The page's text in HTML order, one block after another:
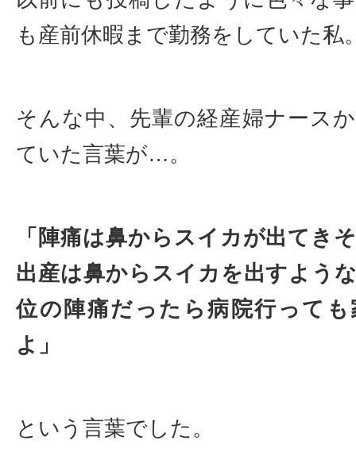
も産前休暇まで勤務をしていた私
そんな中、先輩の経産婦ナース
ていた言葉が…。
「陣痛は鼻からスイカが出てき
出産は鼻からスイカを出すよう
位の陣痛だったら病院行って
よ」
という言葉でした。